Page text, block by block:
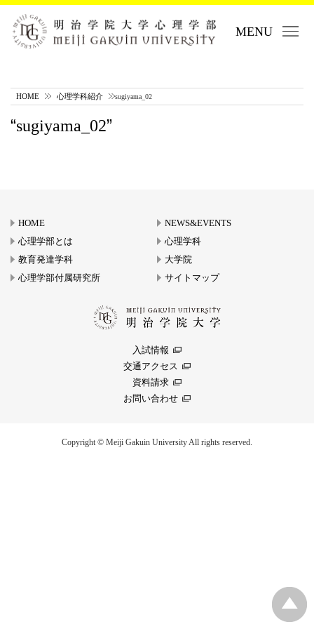
MENU
HOME 心理学科紹介 sugiyama_02
sugiyama_02
HOME
NEWS&EVENTS
心理学部とは
心理学科
教育発達学科
大学院
心理学部付属研究所
サイトマップ
入試情報
交通アクセス
資料請求
お問い合わせ
Copyright © Meiji Gakuin University All rights reserved.